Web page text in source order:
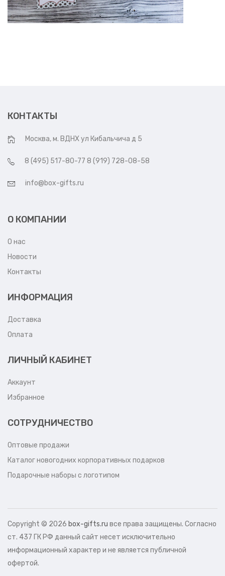
КОНТАКТЫ
Москва, м. ВДНХ ул Кибальчича д 5
8 (495) 517-80-77 8 (919) 728-08-58
info@box-gifts.ru
О КОМПАНИИ
О нас
Новости
Контакты
ИНФОРМАЦИЯ
Доставка
Оплата
ЛИЧНЫЙ КАБИНЕТ
Аккаунт
Избранное
СОТРУДНИЧЕСТВО
Оптовые продажи
Каталог новогодних корпоративных подарков
Подарочные наборы с логотипом
Copyright © 2026 box-gifts.ru все права защищены. Согласно
ст. 437 ГК РФ данный сайт несет исключительно
информационный характер и не является публичной
офертой.